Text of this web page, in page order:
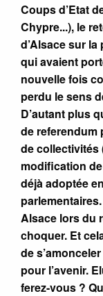
Coups d’Etat
Chypre...), le
d’Alsace sur
qui avaient
nouvelle fois
perdu le sens
D’autant plus
de referendum
de collectivités
modification
déjà adoptée
Alsace lors du
choquer. Et
de
pour l’avenir.
ferez-vous ?